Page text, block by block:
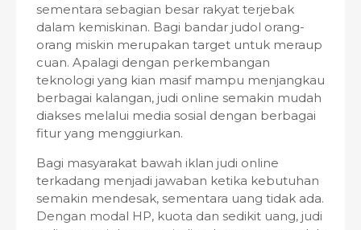
sementara sebagian besar rakyat terjebak
dalam kemiskinan. Bagi bandar judol orang-
orang miskin merupakan target untuk meraup
cuan. Apalagi dengan perkembangan
teknologi yang kian masif mampu menjangkau
berbagai kalangan, judi online semakin mudah
diakses melalui media sosial dengan berbagai
fitur yang menggiurkan.
Bagi masyarakat bawah iklan judi online
terkadang menjadi jawaban ketika kebutuhan
semakin mendesak, sementara uang tidak ada.
Dengan modal HP, kuota dan sedikit uang, judi